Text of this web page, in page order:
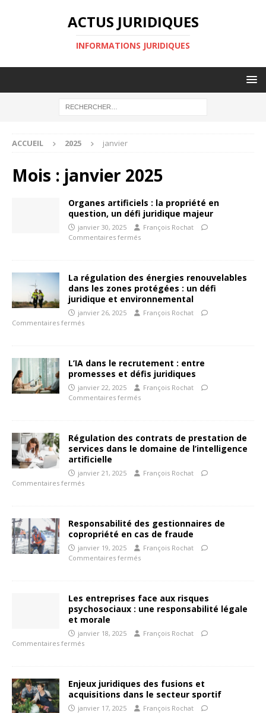
ACTUS JURIDIQUES
INFORMATIONS JURIDIQUES
ACCUEIL 2025 janvier
Mois : janvier 2025
Organes artificiels : la propriété en
question, un défi juridique majeur
janvier 30, 2025
François Rochat
Commentaires fermés
La régulation des énergies renouvelables
dans les zones protégées : un défi
juridique et environnemental
janvier 26, 2025
François Rochat
Commentaires fermés
L’IA dans le recrutement : entre
promesses et défis juridiques
janvier 22, 2025
François Rochat
Commentaires fermés
Régulation des contrats de prestation de
services dans le domaine de l’intelligence
artificielle
janvier 21, 2025
François Rochat
Commentaires fermés
Responsabilité des gestionnaires de
copropriété en cas de fraude
janvier 19, 2025
François Rochat
Commentaires fermés
Les entreprises face aux risques
psychosociaux : une responsabilité légale
et morale
janvier 18, 2025
François Rochat
Commentaires fermés
Enjeux juridiques des fusions et
acquisitions dans le secteur sportif
janvier 17, 2025
François Rochat